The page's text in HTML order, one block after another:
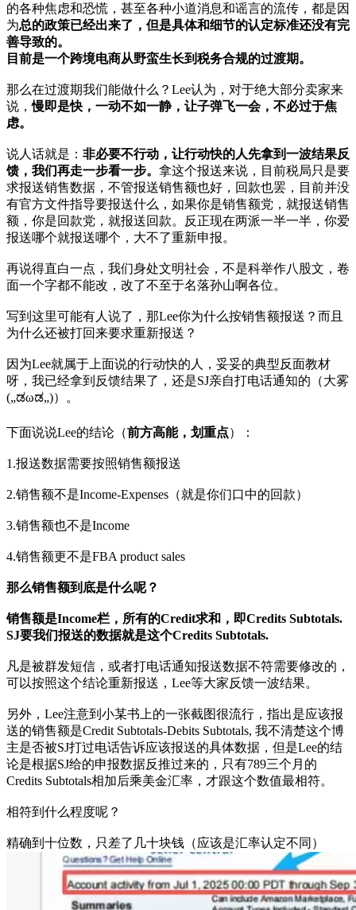
的各种焦虑和恐慌，甚至各种小道消息和谣言的流传，都是因
为总的政策已经出来了，但是具体和细节的认定标准还没有完
善导致的。
目前是一个跨境电商从野蛮生长到税务合规的过渡期。
那么在过渡期我们能做什么？Lee认为，对于绝大部分卖家来
说，慢即是快，一动不如一静，让子弹飞一会，不必过于焦
虑。
说人话就是： 非必要不行动，让行动快的人先拿到一波结果反
馈，我们再走一步看一步。 拿这个报送来说，目前税局只是要
求报送销售数据，不管报送销售额也好，回款也罢，目前并没
有官方文件指导要报送什么，如果你是销售额党，就报送销售
额，你是回款党，就报送回款。反正现在两派一半一半，你爱
报送哪个就报送哪个，大不了重新申报。
再说得直白一点，我们身处文明社会，不是科举作八股文，卷
面一个字都不能改，改了不至于名落孙山啊各位。
写到这里可能有人说了，那Lee你为什么按销售额报送？而且
为什么还被打回来要求重新报送？
因为Lee就属于上面说的行动快的人，妥妥的典型反面教材
呀，我已经拿到反馈结果了，还是SJ亲自打电话通知的（大雾
(„ಡωಡ„)）。
下面说说Lee的结论（前方高能，划重点）：
1.报送数据需要按照销售额报送
2.销售额不是Income-Expenses（就是你们口中的回款）
3.销售额也不是Income
4.销售额更不是FBA product sales
那么销售额到底是什么呢？
销售额是Income栏，所有的Credit求和，即Credits Subtotals.
SJ要我们报送的数据就是这个Credits Subtotals.
凡是被群发短信，或者打电话通知报送数据不符需要修改的，
可以按照这个结论重新报送，Lee等大家反馈一波结果。
另外，Lee注意到小某书上的一张截图很流行，指出是应该报
送的销售额是Credit Subtotals-Debits Subtotals, 我不清楚这个博
主是否被SJ打过电话告诉应该报送的具体数据，但是Lee的结
论是根据SJ给的申报数据反推过来的，只有789三个月的
Credits Subtotals相加后乘美金汇率，才跟这个数值最相符。
相符到什么程度呢？
精确到十位数，只差了几十块钱（应该是汇率认定不同）